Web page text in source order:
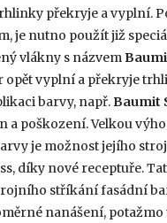
překryje a vyplní.
je nutno použít již
vlákny s názvem
opět vyplní a překryje
barvy, např. Baumit
a poškození. Velkou
je možnost jejího
díky nové receptuře.
stříkání fasádní
nanášení, potažmo